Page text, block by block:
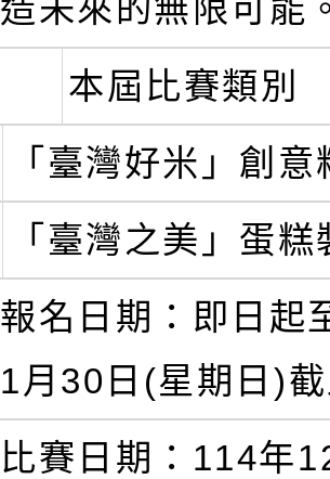
造未來的無限可能
本屆比賽類別
「臺灣好米」創意
「臺灣之美」蛋糕
報名日期：即日起
1月30日(星期日)
比賽日期：114年